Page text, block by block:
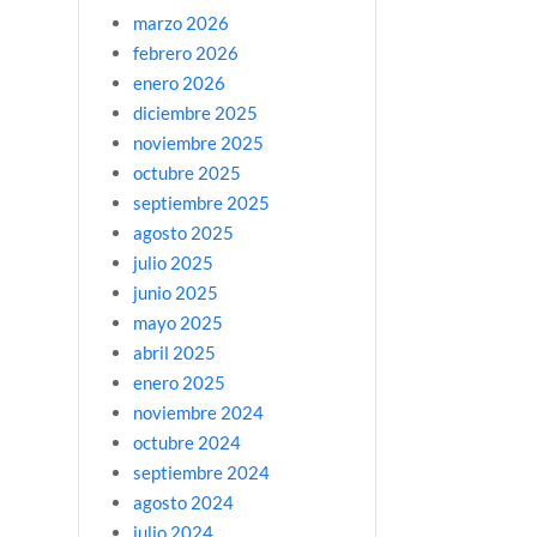
marzo 2026
febrero 2026
enero 2026
diciembre 2025
noviembre 2025
octubre 2025
septiembre 2025
agosto 2025
julio 2025
junio 2025
mayo 2025
abril 2025
enero 2025
noviembre 2024
octubre 2024
septiembre 2024
agosto 2024
julio 2024